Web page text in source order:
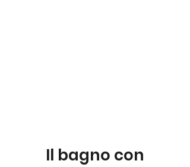
Il bagno con